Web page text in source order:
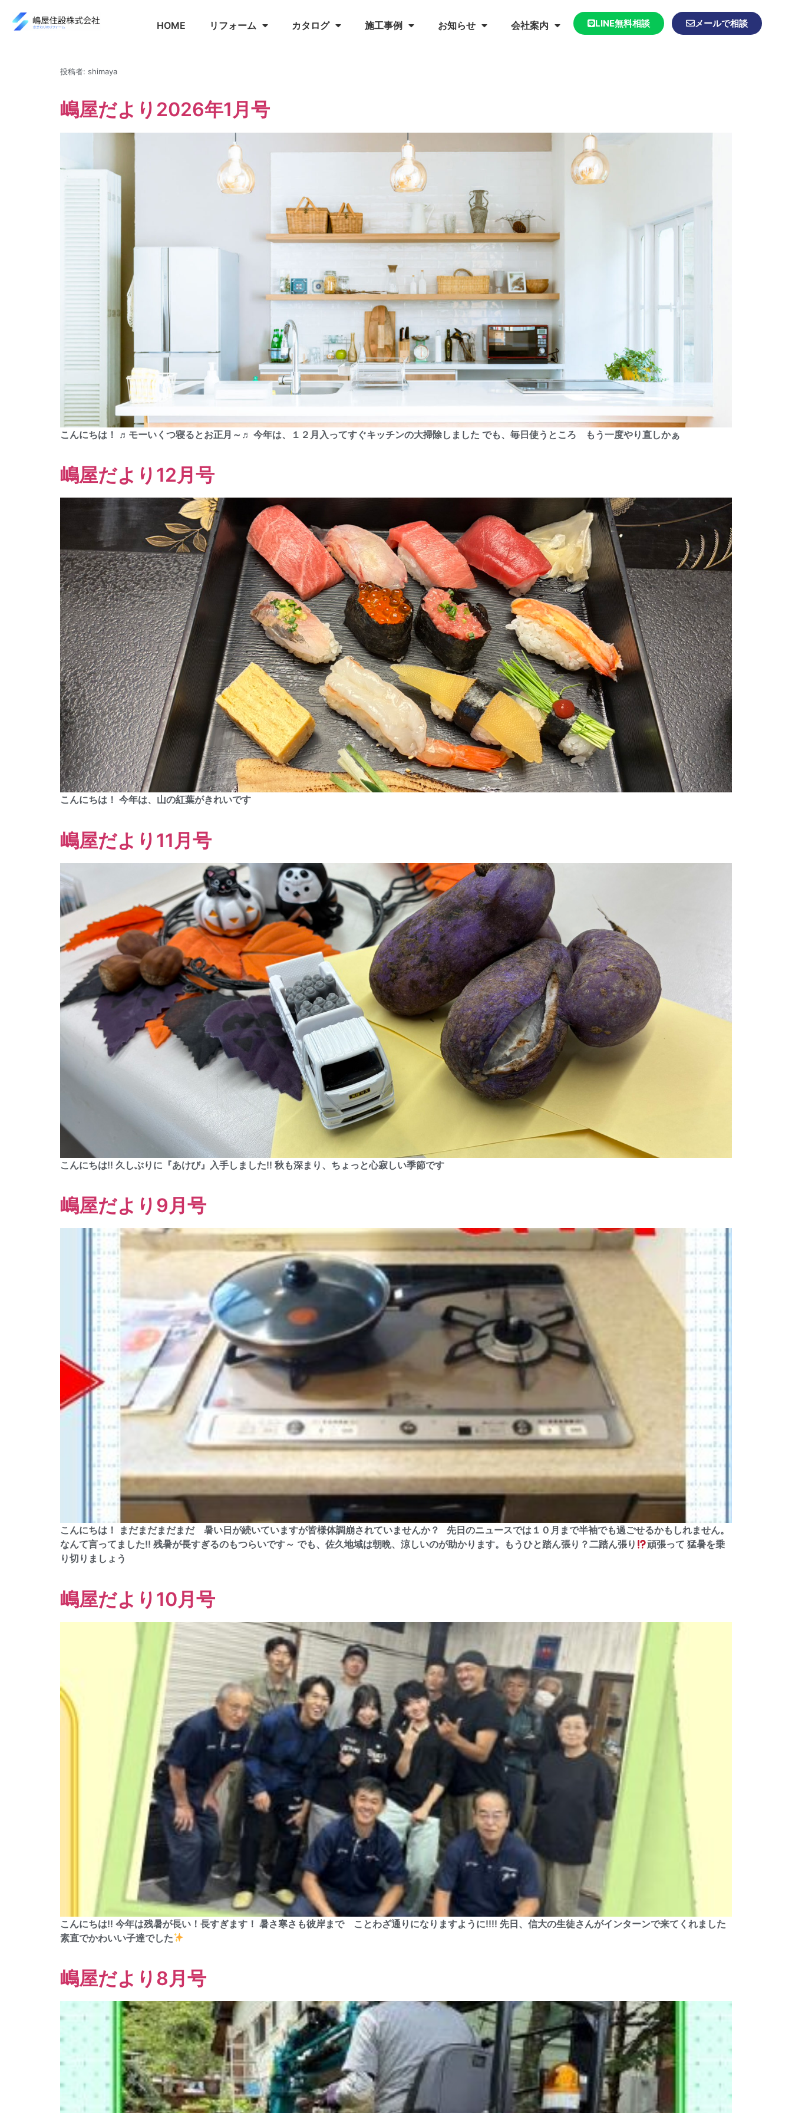
HOME リフォーム カタログ 施工事例 お知らせ 会社案内 LINE無料相談 メールで相談
投稿者: shimaya
嶋屋だより2026年1月号
こんにちは！ ♬モーいくつ寝るとお正月～♬ 今年は、１２月入ってすぐキッチンの大掃除しました でも、毎日使うところ もう一度やり直しかぁ
嶋屋だより12月号
こんにちは！ 今年は、山の紅葉がきれいです
嶋屋だより11月号
こんにちは!! 久しぶりに『あけび』入手しました!! 秋も深まり、ちょっと心寂しい季節です
嶋屋だより9月号
こんにちは！ まだまだまだまだ 暑い日が続いていますが皆様体調崩されていませんか？ 先日のニュースでは１０月まで半袖でも過ごせるかもしれません。
なんて言ってました!! 残暑が長すぎるのもつらいです～ でも、佐久地域は朝晩、涼しいのが助かります。もうひと踏ん張り？二踏ん張り
頑張って 猛暑を乗
り切りましょう
嶋屋だより10月号
こんにちは!! 今年は残暑が長い！長すぎます！ 暑さ寒さも彼岸まで ことわざ通りになりますように!!!! 先日、信大の生徒さんがインターンで来てくれました
素直でかわいい子達でした
嶋屋だより8月号